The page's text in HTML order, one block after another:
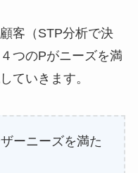
客（STP分析で決
つのPがニーズを満
ていきます。
ーニーズを満た